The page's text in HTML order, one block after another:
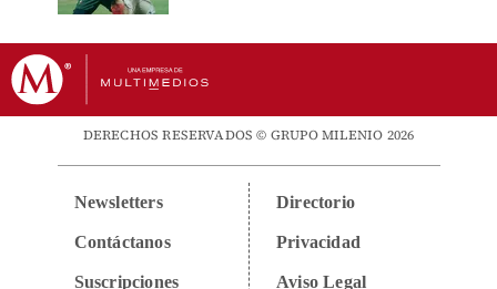
DERECHOS RESERVADOS © GRUPO MILENIO 2026
Newsletters
Contáctanos
Suscripciones
Directorio
Privacidad
Aviso Legal